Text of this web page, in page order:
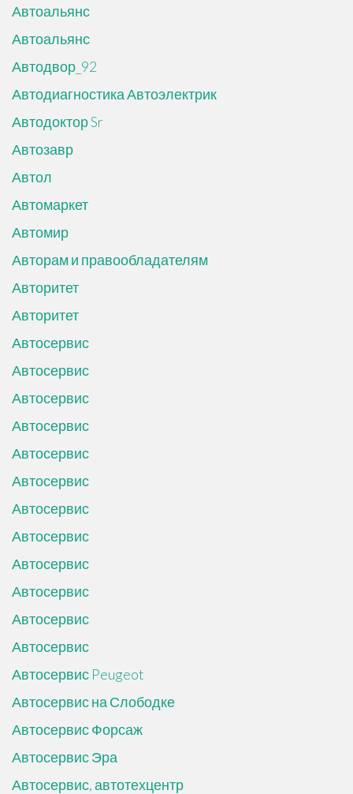
Автоальянс
Автоальянс
Автодвор_92
Автодиагностика Автоэлектрик
Автодоктор Sr
Автозавр
Автол
Автомаркет
Автомир
Авторам и правообладателям
Авторитет
Авторитет
Автосервис
Автосервис
Автосервис
Автосервис
Автосервис
Автосервис
Автосервис
Автосервис
Автосервис
Автосервис
Автосервис
Автосервис
Автосервис Peugeot
Автосервис на Слободке
Автосервис Форсаж
Автосервис Эра
Автосервис, автотехцентр